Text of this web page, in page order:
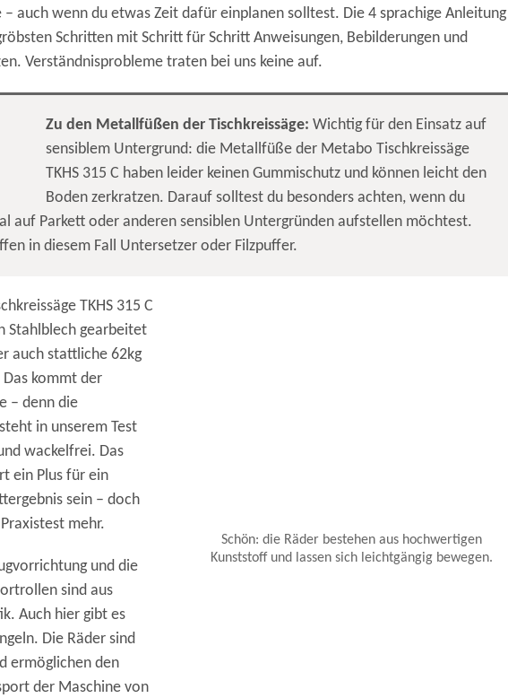
– auch wenn du etwas Zeit dafür einplanen solltest. Die 4 sprachige Anleitung
Schritten mit Schritt für Schritt Anweisungen, Bebilderungen und
Verständnisprobleme traten bei uns keine auf.
Zu den Metallfüßen der Tischkreissäge: Wichtig für den Einsatz auf
sensiblem Untergrund: die Metallfüße der Metabo Tischkreissäge
TKHS 315 C haben leider keinen Gummischutz und können leicht den
Boden zerkratzen. Darauf solltest du besonders achten, wenn du
auf Parkett oder anderen sensiblen Untergründen aufstellen möchtest.
in diesem Fall Untersetzer oder Filzpuffer.
Schön: die Räder bestehen aus hochwertigen
Kunststoff und lassen sich leichtgängig bewegen.
TKHS 315 C
Stahlblech gearbeitet
auch stattliche 62kg
kommt der
– denn die
in unserem Test
wackelfrei. Das
ein Plus für ein
sein – doch
mehr.
und die
sind aus
Auch hier gibt es
Die Räder sind
ermöglichen den
der Maschine von